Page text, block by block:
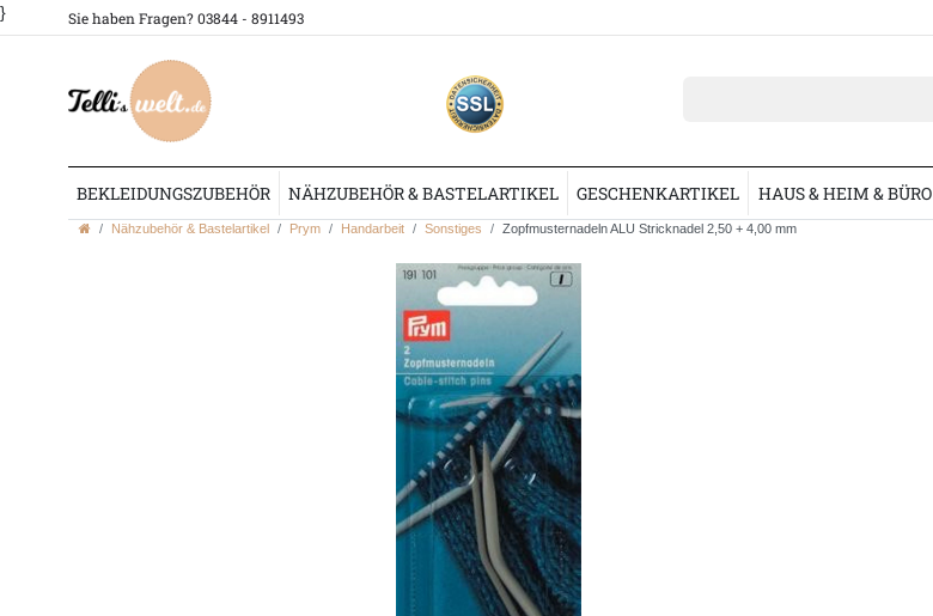
} Sie haben Fragen? 03844 - 8911493
BEKLEIDUNGSZUBEHÖR NÄHZUBEHÖR & BASTELARTIKEL GESCHENKARTIKEL HAUS & HEIM & BÜRO
Nähzubehör & Bastelartikel Prym Handarbeit Sonstiges Zopfmusternadeln ALU Stricknadel 2,50 + 4,00 mm